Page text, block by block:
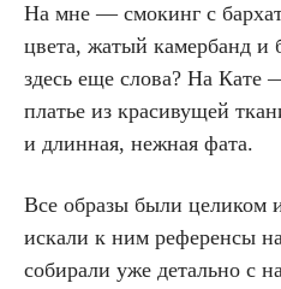
На мне — смокинг с
цвета, жатый камербанд
здесь еще слова? На Кате
платье из красивущей
и длинная, нежная фата.
Все образы были
искали к ним референсы
собирали уже детально с